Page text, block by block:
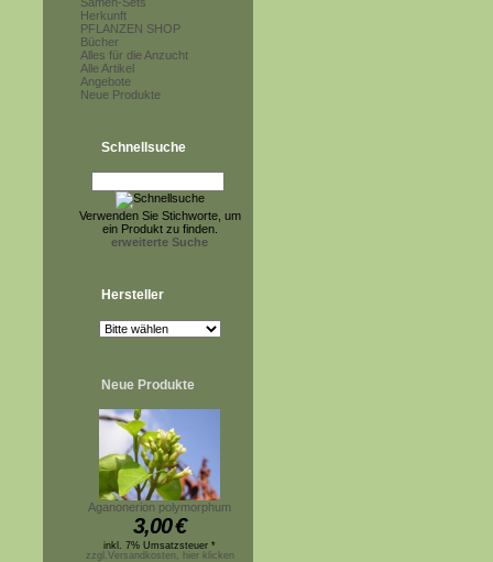
Herkunft
PFLANZEN SHOP
Bücher
Alles für die Anzucht
Alle Artikel
Angebote
Neue Produkte
Schnellsuche
Verwenden Sie Stichworte, um
ein Produkt zu finden.
erweiterte Suche
Hersteller
Neue Produkte
Aganonerion polymorphum
3,00€
inkl. 7% Umsatzsteuer *
zzgl.Versandkosten, hier klicken